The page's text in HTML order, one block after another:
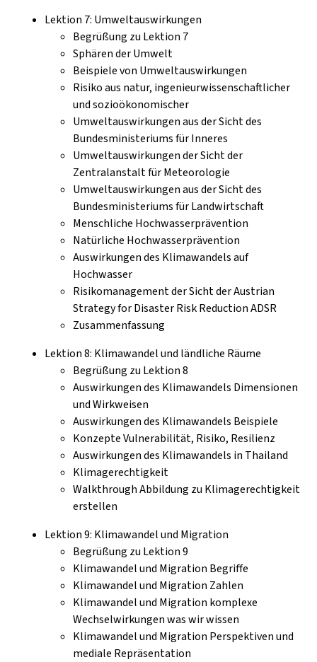
Lektion 7: Umweltauswirkungen
Begrüßung zu Lektion 7
Sphären der Umwelt
Beispiele von Umweltauswirkungen
Risiko aus natur, ingenieurwissenschaftlicher
und sozioökonomischer
Umweltauswirkungen aus der Sicht des
Bundesministeriums für Inneres
Umweltauswirkungen der Sicht der
Zentralanstalt für Meteorologie
Umweltauswirkungen aus der Sicht des
Bundesministeriums für Landwirtschaft
Menschliche Hochwasserprävention
Natürliche Hochwasserprävention
Auswirkungen des Klimawandels auf
Hochwasser
Risikomanagement der Sicht der Austrian
Strategy for Disaster Risk Reduction ADSR
Zusammenfassung
Lektion 8: Klimawandel und ländliche Räume
Begrüßung zu Lektion 8
Auswirkungen des Klimawandels Dimensionen
und Wirkweisen
Auswirkungen des Klimawandels Beispiele
Konzepte Vulnerabilität, Risiko, Resilienz
Auswirkungen des Klimawandels in Thailand
Klimagerechtigkeit
Walkthrough Abbildung zu Klimagerechtigkeit
erstellen
Lektion 9: Klimawandel und Migration
Begrüßung zu Lektion 9
Klimawandel und Migration Begriffe
Klimawandel und Migration Zahlen
Klimawandel und Migration komplexe
Wechselwirkungen was wir wissen
Klimawandel und Migration Perspektiven und
mediale Repräsentation